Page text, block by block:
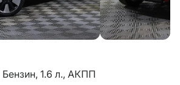
Бензин, 1.6 л., АКПП